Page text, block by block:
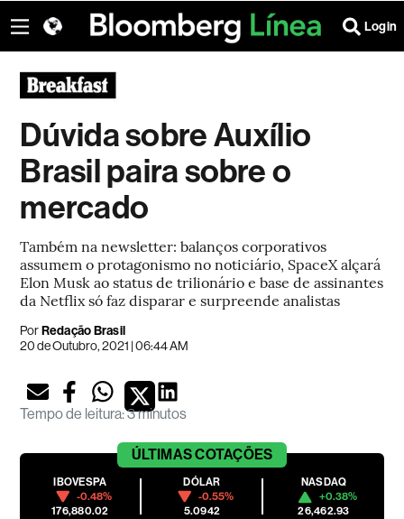
Login
Dúvida sobre Auxílio
Brasil paira sobre o
mercado
Também na newsletter: balanços corporativos
assumem o protagonismo no noticiário, SpaceX alçará
Elon Musk ao status de trilionário e base de assinantes
da Netflix só faz disparar e surpreende analistas
PorRedação Brasil
20 de Outubro, 2021 | 06:44 AM
Tempo de leitura:3 minutos
ÚLTIMASCOTAÇÕES
IBOVESPA
-0.48%
176,880.02
DÓLAR
-0.55%
5.0942
NASDAQ
+0.38%
26,462.93